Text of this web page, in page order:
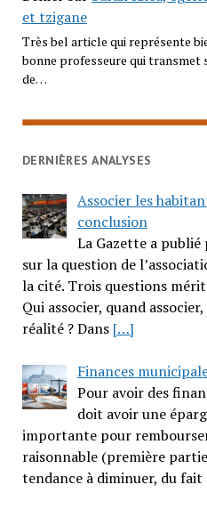
et tzigane
Très bel article qui représente
bonne professeure qui transmet
de…
DERNIÈRES ANALYSES
Associer les
conclusion
La Gazette a
sur la question de
la cité. Trois questions
Qui associer, quand
réalité ? Dans […]
Finances
Pour avoir des
doit avoir une
importante pour
raisonnable (première
tendance à diminuer, du fait